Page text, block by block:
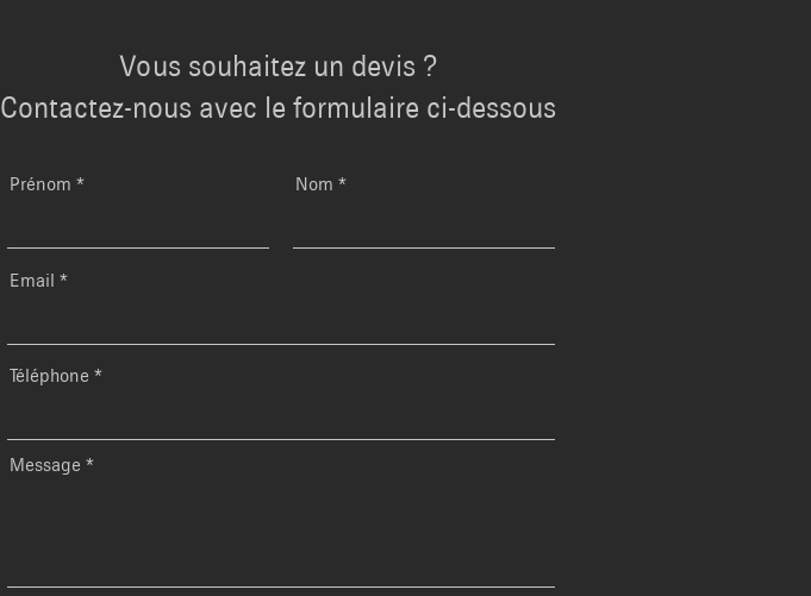
Vous souhaitez un devis ?
Contactez-nous avec le formulaire ci-dessous
Prénom Nom
Email
Téléphone
Message